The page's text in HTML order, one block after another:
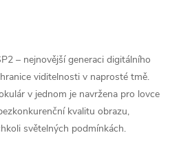
– nejnovější generaci digitálního
viditelnosti v naprosté tmě.
v jednom je navržena pro lovce
kvalitu obrazu,
světelných podmínkách.